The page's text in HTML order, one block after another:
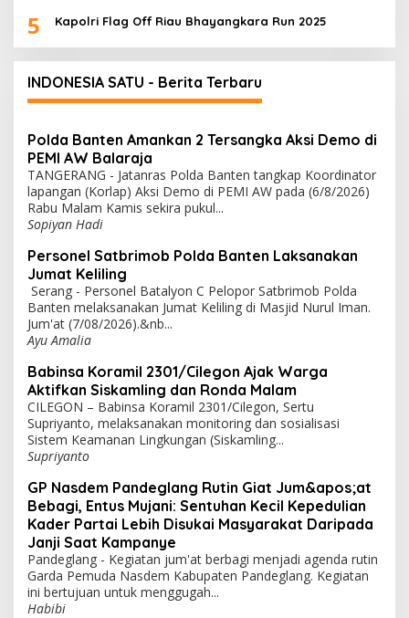
5 Kapolri Flag Off Riau Bhayangkara Run 2025
INDONESIA SATU - Berita Terbaru
Polda Banten Amankan 2 Tersangka Aksi Demo di
PEMI AW Balaraja
TANGERANG - Jatanras Polda Banten tangkap Koordinator
lapangan (Korlap) Aksi Demo di PEMI AW pada (6/8/2026)
Rabu Malam Kamis sekira pukul...
Sopiyan Hadi
Personel Satbrimob Polda Banten Laksanakan
Jumat Keliling
Serang - Personel Batalyon C Pelopor Satbrimob Polda
Banten melaksanakan Jumat Keliling di Masjid Nurul Iman.
Jum'at (7/08/2026).&nb...
Ayu Amalia
Babinsa Koramil 2301/Cilegon Ajak Warga
Aktifkan Siskamling dan Ronda Malam
CILEGON – Babinsa Koramil 2301/Cilegon, Sertu
Supriyanto, melaksanakan monitoring dan sosialisasi
Sistem Keamanan Lingkungan (Siskamling...
Supriyanto
GP Nasdem Pandeglang Rutin Giat Jum&apos;at
Bebagi, Entus Mujani: Sentuhan Kecil Kepedulian
Kader Partai Lebih Disukai Masyarakat Daripada
Janji Saat Kampanye
Pandeglang - Kegiatan jum'at berbagi menjadi agenda rutin
Garda Pemuda Nasdem Kabupaten Pandeglang. Kegiatan
ini bertujuan untuk menggugah...
Habibi